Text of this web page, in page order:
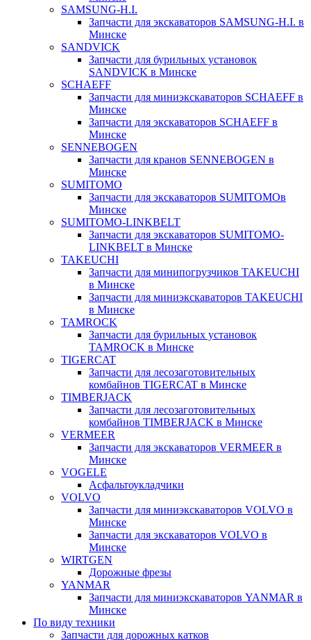
SAMSUNG-H.I.
Запчасти для экскаваторов SAMSUNG-H.I. в
Минске
SANDVICK
Запчасти для бурильных установок
SANDVICK в Минске
SCHAEFF
Запчасти для миниэкскаваторов SCHAEFF в
Минске
Запчасти для экскаваторов SCHAEFF в
Минске
SENNEBOGEN
Запчасти для кранов SENNEBOGEN в
Минске
SUMITOMO
Запчасти для экскаваторов SUMITOMOв
Минске
SUMITOMO-LINKBELT
Запчасти для экскаваторов SUMITOMO-
LINKBELT в Минске
TAKEUCHI
Запчасти для минипогрузчиков TAKEUCHI
в Минске
Запчасти для миниэкскаваторов TAKEUCHI
в Минске
TAMROCK
Запчасти для бурильных установок
TAMROCK в Минске
TIGERCAT
Запчасти для лесозаготовительных
комбайнов TIGERCAT в Минске
TIMBERJACK
Запчасти для лесозаготовительных
комбайнов TIMBERJACK в Минске
VERMEER
Запчасти для экскаваторов VERMEER в
Минске
VOGELE
Асфальтоукладчики
VOLVO
Запчасти для миниэкскаваторов VOLVO в
Минске
Запчасти для экскаваторов VOLVO в
Минске
WIRTGEN
Дорожные фрезы
YANMAR
Запчасти для миниэкскаваторов YANMAR в
Минске
По виду техники
Запчасти для дорожных катков